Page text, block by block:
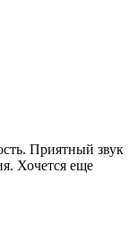
Приятный звук
Хочется еще